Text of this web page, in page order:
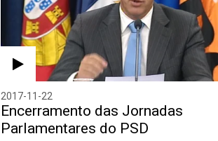
2017-11-22
Encerramento das Jornadas
Parlamentares do PSD